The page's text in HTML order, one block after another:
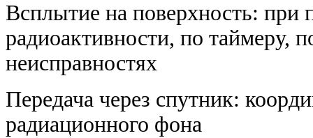
Всплытие на поверхность: при
радиоактивности, по таймеру,
неисправностях
Передача через спутник:
радиационного фона